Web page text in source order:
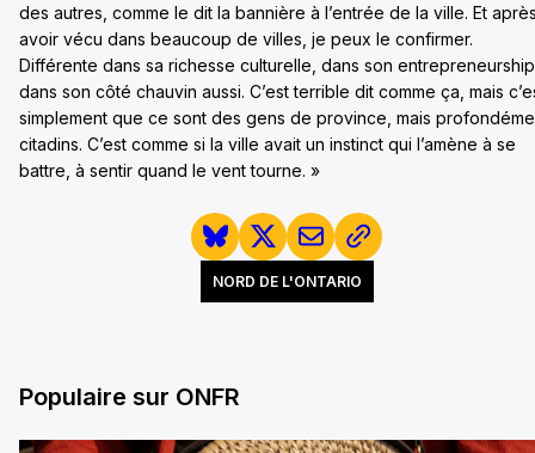
des autres, comme le dit la bannière à l’entrée de la ville. Et
avoir vécu dans beaucoup de villes, je peux le confirmer.
Différente dans sa richesse culturelle, dans son
dans son côté chauvin aussi. C’est terrible dit comme ça, mais
simplement que ce sont des gens de province, mais
citadins. C’est comme si la ville avait un instinct qui l’amène à se
battre, à sentir quand le vent tourne. »
NORD DE L'ONTARIO
Populaire sur ONFR